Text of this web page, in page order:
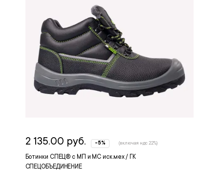
Ботинки СПЕЦ® с МП и МС иск.мех / ГК
СПЕЦОБЪЕДИНЕНИЕ
2 135.00 руб. -5% (включая ндс 22%)